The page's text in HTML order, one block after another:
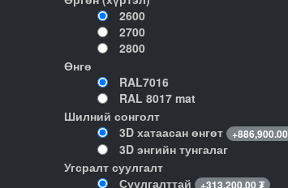
2600
2700
2800
Өнгө
RAL7016
RAL 8017 mat
Шилний сонголт
3D хатаасан өнгөт
+886,900.00
3D энгийн тунгалаг
Угсралт суулгалт
Суулгалттай